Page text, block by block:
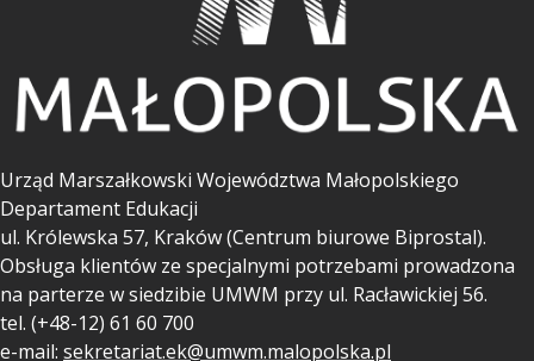
Urząd Marszałkowski Województwa Małopolskiego
Departament Edukacji
ul. Królewska 57, Kraków (Centrum biurowe Biprostal).
Obsługa klientów ze specjalnymi potrzebami prowadzona
na parterze w siedzibie UMWM przy ul. Racławickiej 56.
tel. (+48-12) 61 60 700
e-mail: sekretariat.ek@umwm.malopolska.pl